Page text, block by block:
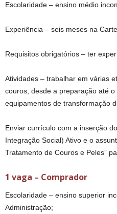
Escolaridade – ensino médio
Experiência – seis meses na
Requisitos obrigatórios – ter
Atividades – trabalhar em várias
couros, desde a preparação até
equipamentos de transformação
Enviar currículo com a inserção
Integração Social) Ativo e o
Tratamento de Couros e Peles”
1 vaga – Comprador
Escolaridade – ensino superior
Administração;